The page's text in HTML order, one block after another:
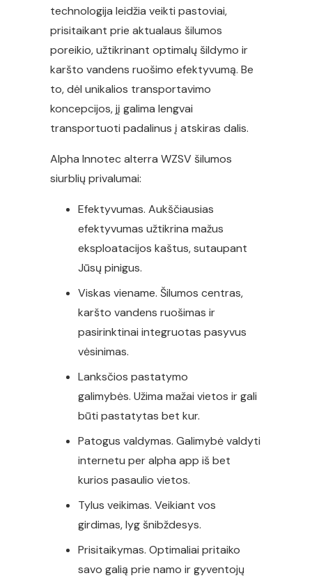
technologija leidžia veikti pastoviai,
prisitaikant prie aktualaus šilumos
poreikio, užtikrinant optimalų šildymo ir
karšto vandens ruošimo efektyvumą. Be
to, dėl unikalios transportavimo
koncepcijos, jį galima lengvai
transportuoti padalinus į atskiras dalis.
Alpha Innotec alterra WZSV šilumos
siurblių privalumai:
Efektyvumas. Aukščiausias
efektyvumas užtikrina mažus
eksploatacijos kaštus, sutaupant
Jūsų pinigus.
Viskas viename. Šilumos centras,
karšto vandens ruošimas ir
pasirinktinai integruotas pasyvus
vėsinimas.
Lanksčios pastatymo
galimybės. Užima mažai vietos ir gali
būti pastatytas bet kur.
Patogus valdymas. Galimybė valdyti
internetu per alpha app iš bet
kurios pasaulio vietos.
Tylus veikimas. Veikiant vos
girdimas, lyg šnibždesys.
Prisitaikymas. Optimaliai pritaiko
savo galią prie namo ir gyventojų